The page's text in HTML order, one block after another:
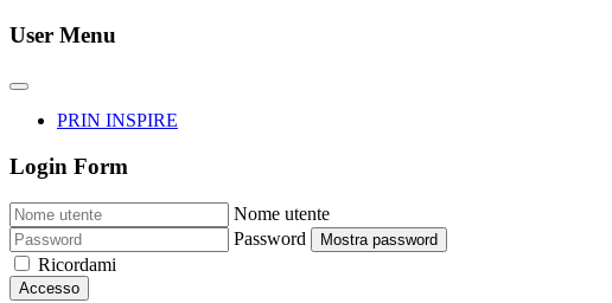
User Menu
PRIN INSPIRE
Login Form
Nome utente
Password
Mostra password
Ricordami
Accesso